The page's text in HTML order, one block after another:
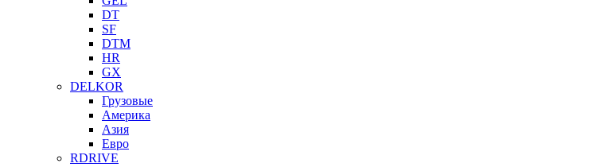
DT
SF
DTM
HR
GX
DELKOR
Грузовые
Америка
Азия
Евро
RDRIVE